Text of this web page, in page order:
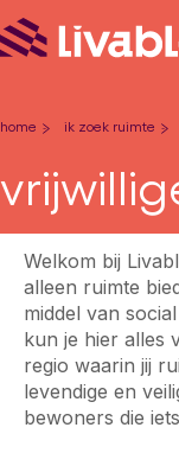
home - ik zoek ruimte -
Welkom bij
alleen ruimte
middel van
kun je hier alles
regio waarin jij
levendige en
bewoners die